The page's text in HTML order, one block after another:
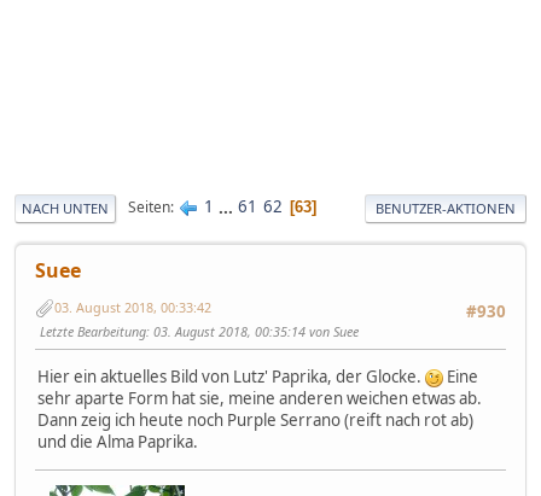
NACH UNTEN Seiten 1 ... 61 62 63 BENUTZER-AKTIONEN
Suee
#930
03. August 2018, 00:33:42
Letzte Bearbeitung: 03. August 2018, 00:35:14 von Suee
Hier ein aktuelles Bild von Lutz' Paprika, der Glocke.
Eine
sehr aparte Form hat sie, meine anderen weichen etwas ab.
Dann zeig ich heute noch Purple Serrano (reift nach rot ab)
und die Alma Paprika.